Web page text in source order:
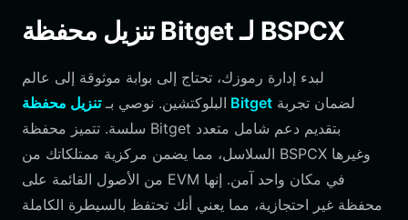
تنزيل محفظة Bitget لـ BSPCX
لبدء إدارة رموزك، تحتاج إلى بوابة موثوقة إلى عالم
البلوكتشين. نوصي بـ تنزيل محفظة Bitget
سلسة. تتميز محفظة Bitget بتقديم دعم شامل متعدد
السلاسل، مما يضمن مركزية ممتلكاتك من BSPCX وغيرها
من الأصول القائمة على EVM في مكان واحد آمن. إنها
محفظة غير احتجازية، مما يعني أنك تحتفظ بالسيطرة الكاملة